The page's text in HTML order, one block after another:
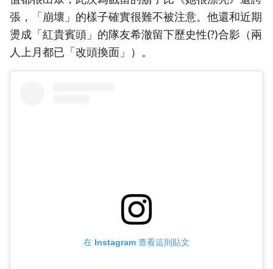
張，「崩壞」的樣子確實很難不被注意。他還和近期
燙成「紅貴賓頭」的隊友希澈留下歷史性(?)合影（兩
人上月都已「改頭換面」）。
在 Instagram 查看這則貼文